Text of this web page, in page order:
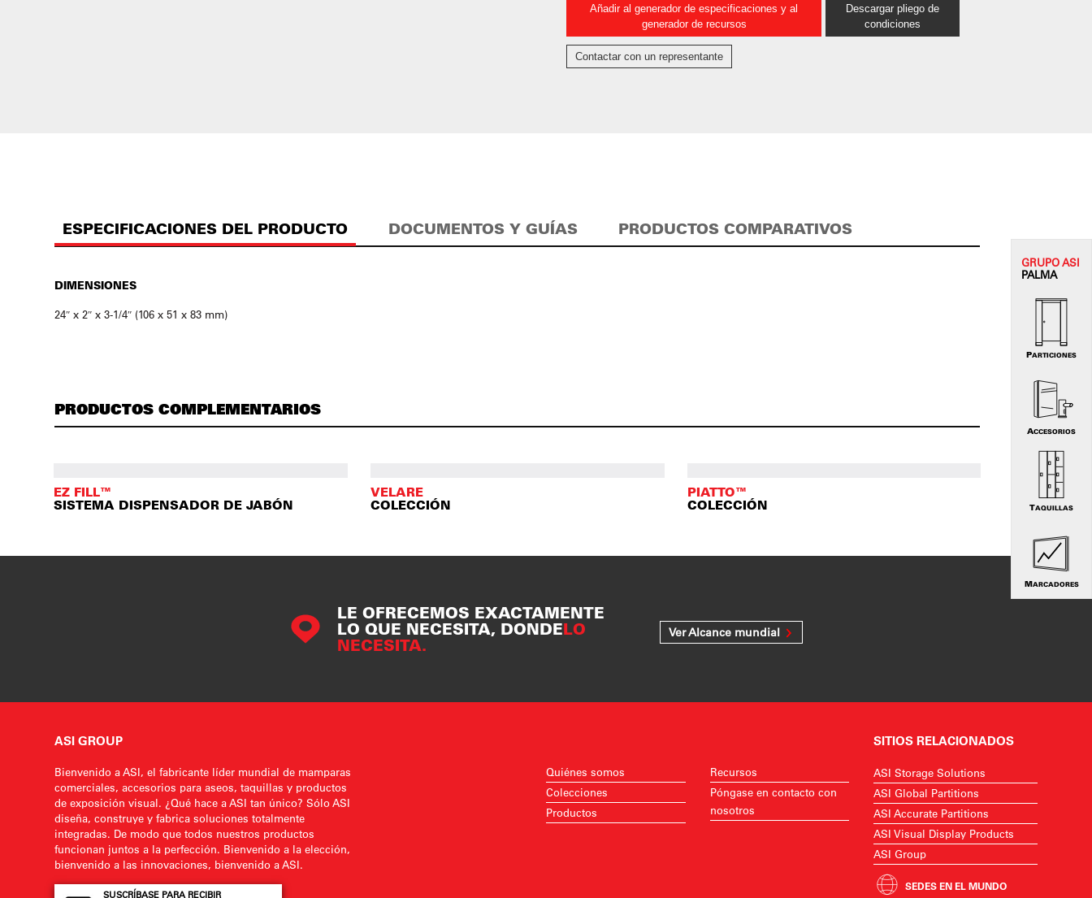
Añadir al generador de especificaciones y al
generador de recursos
Descargar pliego de
condiciones
Contactar con un representante
ESPECIFICACIONES DEL PRODUCTO DOCUMENTOS Y GUÍAS PRODUCTOS COMPARATIVOS
DIMENSIONES
24″ x 2″ x 3-1/4″ (106 x 51 x 83 mm)
PRODUCTOS COMPLEMENTARIOS
EZ FILL™
SISTEMA DISPENSADOR DE JABÓN
VELARE
COLECCIÓN
PIATTO™
COLECCIÓN
LE OFRECEMOS EXACTAMENTE
LO QUE NECESITA, DONDELO
NECESITA.
Ver Alcance mundial
GRUPO ASI
PALMA
PARTICIONES
ACCESORIOS
TAQUILLAS
MARCADORES
ASI GROUP
Bienvenido a ASI, el fabricante líder mundial de mamparas
comerciales, accesorios para aseos, taquillas y productos
de exposición visual. ¿Qué hace a ASI tan único? Sólo ASI
diseña, construye y fabrica soluciones totalmente
integradas. De modo que todos nuestros productos
funcionan juntos a la perfección. Bienvenido a la elección,
bienvenido a las innovaciones, bienvenido a ASI.
SUSCRÍBASE PARA RECIBIR
Quiénes somos
Colecciones
Productos
Recursos
Póngase en contacto con
nosotros
SITIOS RELACIONADOS
ASI Storage Solutions
ASI Global Partitions
ASI Accurate Partitions
ASI Visual Display Products
ASI Group
SEDES EN EL MUNDO